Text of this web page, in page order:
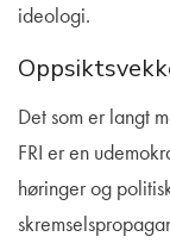
ideologi.
Det som er langt
FRI er en
høringer og